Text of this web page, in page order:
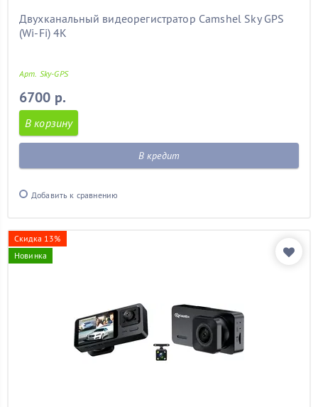
Двухканальный видеорегистратор Camshel Sky GPS
(Wi-Fi) 4K
Арт. Sky-GPS
6700 р.
В корзину
В кредит
Добавить к сравнению
Скидка 13%
Новинка